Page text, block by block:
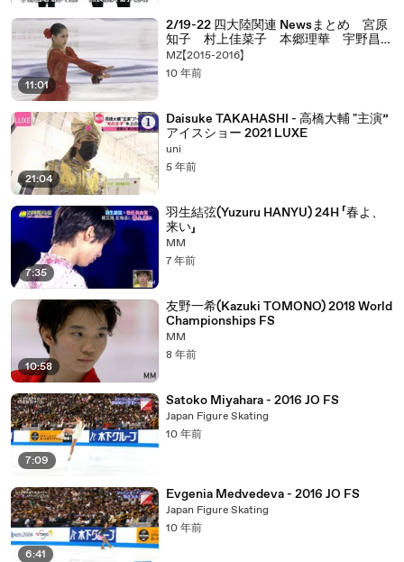
11:01
2/19-22 四大陸関連 Newsまとめ 宮原
知子 村上佳菜子 本郷理華 宇野昌
麿 （関西ローカルほか）
MZ【2015-2016】
10 年前
21:04
Daisuke TAKAHASHI - 高橋大輔 "主演”
アイスショー 2021 LUXE
uni
5 年前
7:35
羽生結弦(Yuzuru HANYU) 24H 「春よ、
来い」
MM
7 年前
10:58
友野一希(Kazuki TOMONO) 2018 World
Championships FS
MM
8 年前
7:09
Satoko Miyahara - 2016 JO FS
Japan Figure Skating
10 年前
6:41
Evgenia Medvedeva - 2016 JO FS
Japan Figure Skating
10 年前